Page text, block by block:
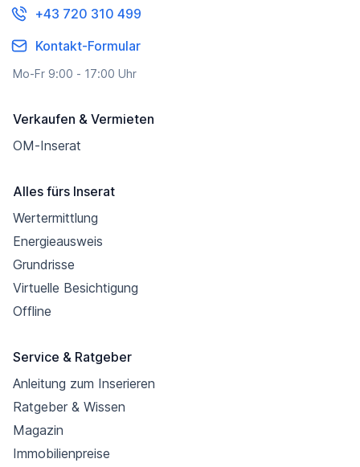
+43 720 310 499
Kontakt-Formular
Mo-Fr 9:00 - 17:00 Uhr
Verkaufen & Vermieten
OM-Inserat
Alles fürs Inserat
Wertermittlung
Energieausweis
Grundrisse
Virtuelle Besichtigung
Offline
Service & Ratgeber
Anleitung zum Inserieren
Ratgeber & Wissen
Magazin
Immobilienpreise